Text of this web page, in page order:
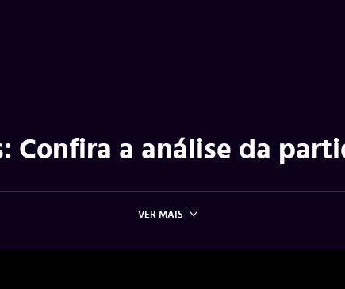
Confira a análise da
VER MAIS